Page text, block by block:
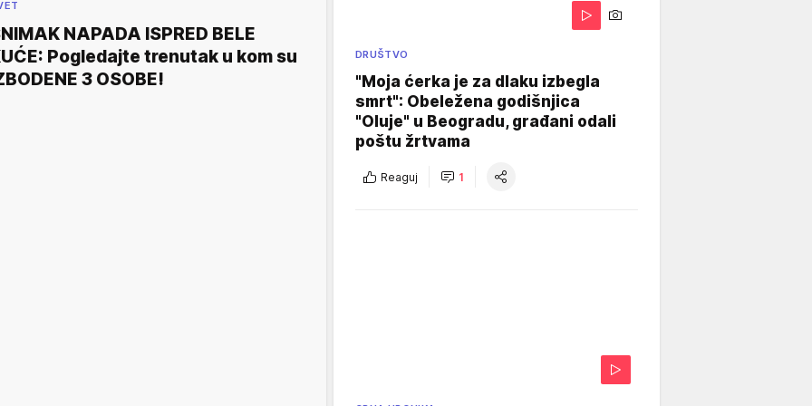
NAPADA ISPRED BELE
Pogledajte trenutak u kom su
3 OSOBE!
DRUŠTVO
"Moja ćerka je za dlaku izbegla
smrt": Obeležena godišnjica
"Oluje" u Beogradu, građani odali
poštu žrtvama
Reaguj 1